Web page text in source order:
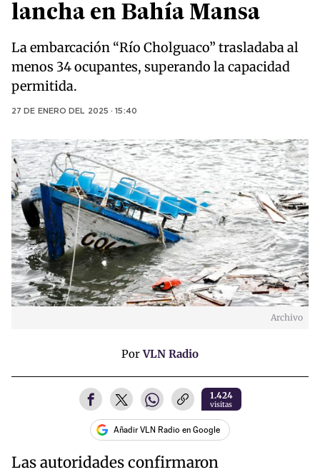
lancha en Bahía Mansa
La embarcación “Río Cholguaco” trasladaba al
menos 34 ocupantes, superando la capacidad
permitida.
27 DE ENERO DEL 2025 · 15:40
Archivo
PorVLN Radio
1.424
visitas
Añadir VLN Radio en Google
Las autoridades confirmaron